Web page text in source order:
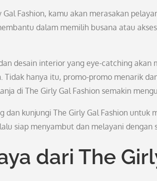
Fashion, kamu akan merasakan
dalam memilih busana atau
desain interior yang eye-catching
Tidak hanya itu, promo-promo menarik
di The Girly Gal Fashion semakin
dan kunjungi The Girly Gal Fashion
siap menyambut dan melayani dengan
dari The